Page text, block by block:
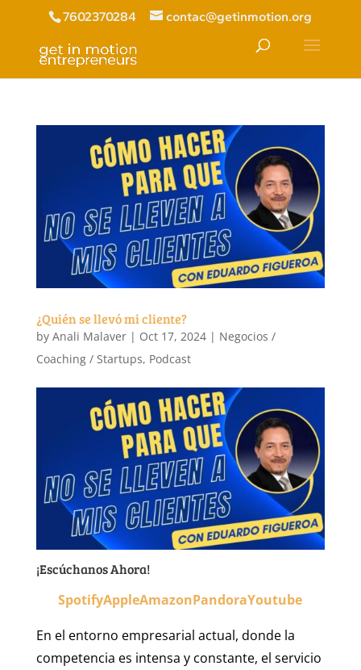
7602370284 contac@getinmotion.org
¿Quién se llevó mi cliente?
by Anali Malaver| Oct 17, 2024| Negocios /
Coaching / Startups, Podcast
¡Escúchanos Ahora!
SpotifyAppleAmazonPandoraYoutube
En el entorno empresarial actual, donde la
competencia es intensa y constante, el servicio